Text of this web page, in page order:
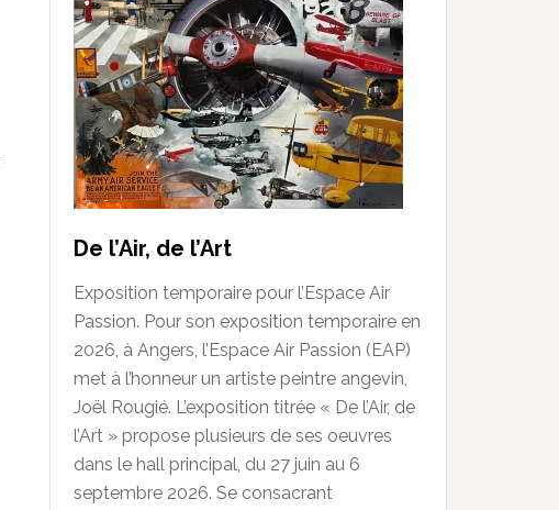
De l’Air, de l’Art
Exposition temporaire pour l’Espace Air
Passion. Pour son exposition temporaire en
2026, à Angers, l’Espace Air Passion (EAP)
met à l’honneur un artiste peintre angevin,
Joël Rougié. L’exposition titrée « De l’Air, de
l’Art » propose plusieurs de ses oeuvres
dans le hall principal, du 27 juin au 6
septembre 2026. Se consacrant